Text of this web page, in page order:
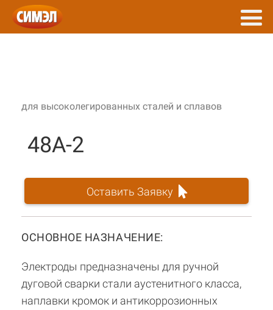
для высоколегированных сталей и сплавов
48А-2
Оставить Заявку
ОСНОВНОЕ НАЗНАЧЕНИЕ:
Электроды предназначены для ручной
дуговой сварки стали аустенитного класса,
наплавки кромок и антикоррозионных